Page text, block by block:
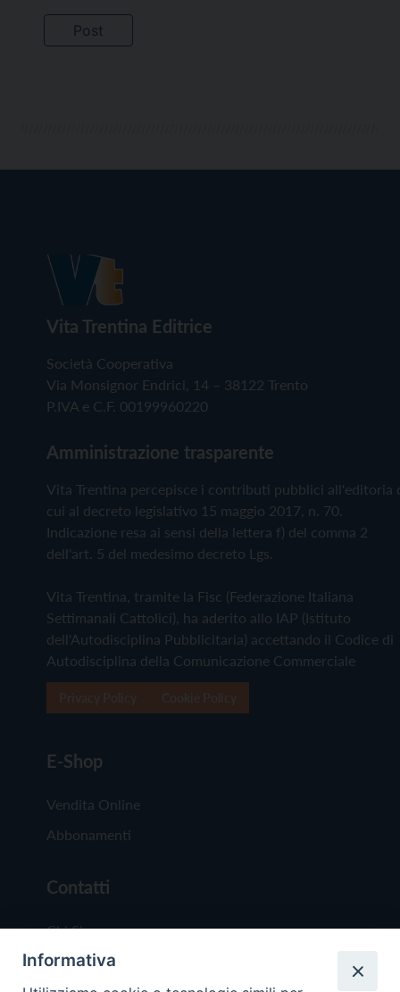
Vita Trentina Editrice
Società Cooperativa
Via Monsignor Endrici, 14 – 38122 Trento
P.IVA e C.F. 00199960220
Amministrazione trasparente
Vita Trentina percepisce i contributi pubblici all'editoria
cui al decreto legislativo 15 maggio 2017, n. 70.
Indicazione resa ai sensi della lettera f) del comma 2
dell'art. 5 del medesimo decreto Lgs.
Vita Trentina, tramite la Fisc (Federazione Italiana
Settimanali Cattolici), ha aderito allo IAP (Istituto
dell'Autodisciplina Pubblicitaria) accettando il Codice di
Autodisciplina della Comunicazione Commerciale
E-Shop
Vendita Online
Abbonamenti
Contatti
Chi Siamo
Redazione
Informativa